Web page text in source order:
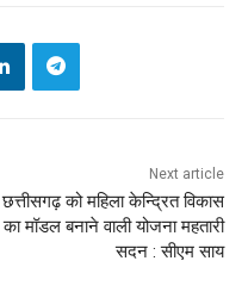
Next article
छत्तीसगढ़ को महिला केन्द्रित विकास
का मॉडल बनाने वाली योजना महतारी
सदन : सीएम साय